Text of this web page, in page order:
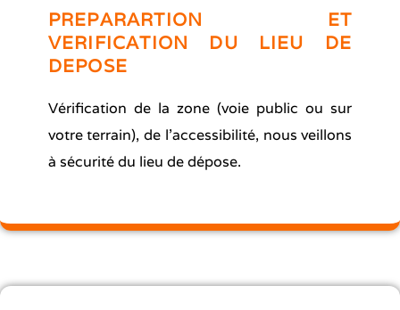
PREPARARTION ET
VERIFICATION DU LIEU DE
DEPOSE
Vérification de la zone (voie public ou sur
votre terrain), de l’accessibilité, nous veillons
à sécurité du lieu de dépose.